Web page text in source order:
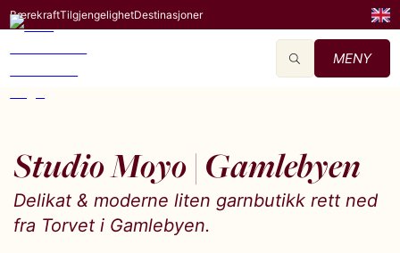
BærekraftTilgjengelighetDestinasjoner
MENY
Studio Moyo | Gamlebyen
Delikat & moderne liten garnbutikk rett ned
fra Torvet i Gamlebyen.